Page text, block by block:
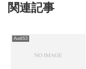
関連記事
AudiS3